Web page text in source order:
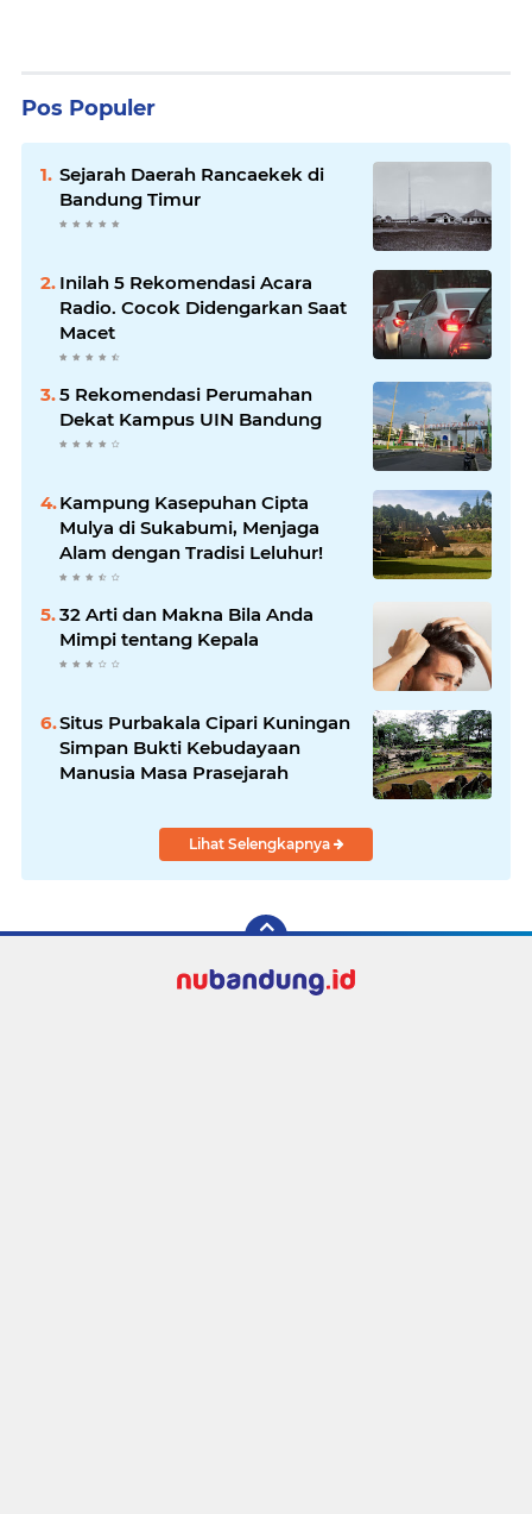
Pos Populer
Sejarah Daerah Rancaekek di
Bandung Timur
Inilah 5 Rekomendasi Acara
Radio. Cocok Didengarkan Saat
Macet
5 Rekomendasi Perumahan
Dekat Kampus UIN Bandung
Kampung Kasepuhan Cipta
Mulya di Sukabumi, Menjaga
Alam dengan Tradisi Leluhur!
32 Arti dan Makna Bila Anda
Mimpi tentang Kepala
Situs Purbakala Cipari Kuningan
Simpan Bukti Kebudayaan
Manusia Masa Prasejarah
Lihat Selengkapnya